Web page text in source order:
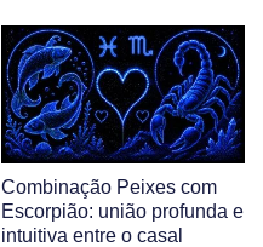
Combinação Peixes com
Escorpião: união profunda e
intuitiva entre o casal